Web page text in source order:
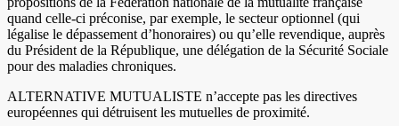
quand celle-ci préconise, par exemple, le secteur optionnel (qui
légalise le dépassement d’honoraires) ou qu’elle revendique, auprès
du Président de la République, une délégation de la Sécurité Sociale
pour des maladies chroniques.
ALTERNATIVE MUTUALISTE n’accepte pas les directives
européennes qui détruisent les mutuelles de proximité.